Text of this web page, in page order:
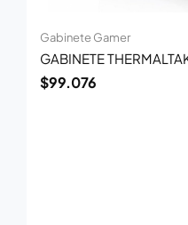
Gabinete Gamer
GABINETE
$99.076